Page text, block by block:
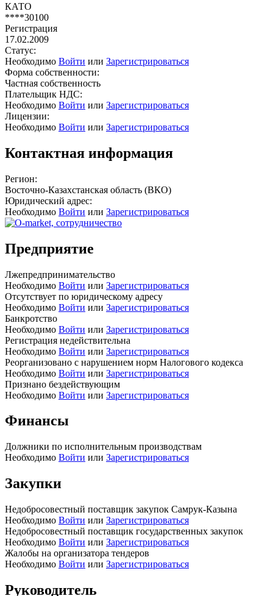
КАТО
****30100
Регистрация
17.02.2009
Статус:
Необходимо Войти или Зарегистрироваться
Форма собственности:
Частная собственность
Плательщик НДС:
Необходимо Войти или Зарегистрироваться
Лицензии:
Необходимо Войти или Зарегистрироваться
Контактная информация
Регион:
Восточно-Казахстанская область (ВКО)
Юридический адрес:
Необходимо Войти или Зарегистрироваться
Предприятие
Лжепредпринимательство
Необходимо Войти или Зарегистрироваться
Отсутствует по юридическому адресу
Необходимо Войти или Зарегистрироваться
Банкротство
Необходимо Войти или Зарегистрироваться
Регистрация недействительна
Необходимо Войти или Зарегистрироваться
Реорганизовано с нарушением норм Налогового кодекса
Необходимо Войти или Зарегистрироваться
Признано бездействующим
Необходимо Войти или Зарегистрироваться
Финансы
Должники по исполнительным производствам
Необходимо Войти или Зарегистрироваться
Закупки
Недобросовестный поставщик закупок Самрук-Казына
Необходимо Войти или Зарегистрироваться
Недобросовестный поставщик государственных закупок
Необходимо Войти или Зарегистрироваться
Жалобы на организатора тендеров
Необходимо Войти или Зарегистрироваться
Руководитель